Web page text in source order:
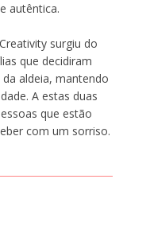
autêntica.
surgiu do
que decidiram
aldeia, mantendo
A estas duas
que estão
com um sorriso.